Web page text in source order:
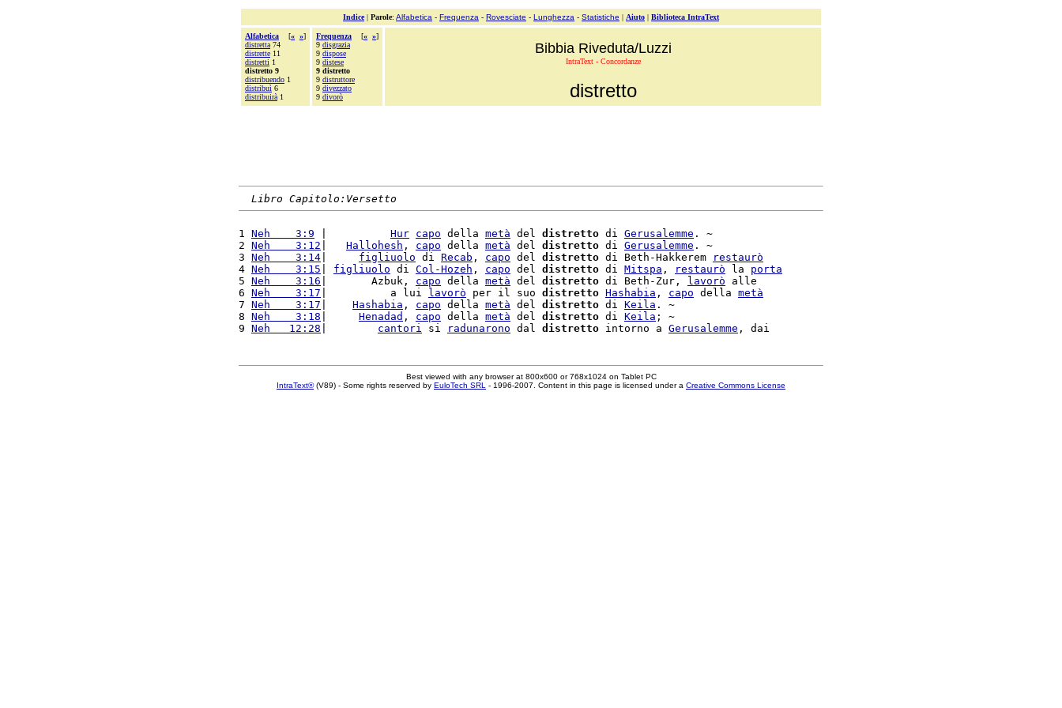
Indice| Parole: Alfabetica - Frequenza - Rovesciate - Lunghezza - Statistiche | Aiuto | Biblioteca IntraText
Alfabetica [« »]
distretta 74
distrette 11
distretti 1
distretto 9
distribuendo 1
distribuì 6
distribuirà 1
Frequenza [« »]
9 disgrazia
9 dispose
9 distese
9 distretto
9 distruttore
9 divezzato
9 divorò
Bibbia Riveduta/Luzzi
IntraText - Concordanze
distretto
Libro Capitolo:Versetto
1 Neh    3:9 Hur capo della metà del distretto di Gerusalemme . ~
2 Neh    3:12 Hallohesh , capo della metà del distretto di Gerusalemme . ~
3 Neh    3:14 figliuolo di Recab , capo del distretto di Beth-Hakkerem
restaurò
4 Neh    3:15 figliuolo di Col-Hozeh , capo del distretto di Mitspa , restaurò la porta
5 Neh    3:16 |       Azbuk, capo della metà del distretto di Beth-Zur, lavorò alle
6 Neh    3:17 |          a lui lavorò per il suo distretto Hashabia , capo della metà
7 Neh    3:17 Hashabia , capo della metà del distretto di Keila . ~
8 Neh    3:18 Henadad , capo della metà del distretto di Keila ; ~
9 Neh   12:28 cantori si radunarono dal distretto intorno a Gerusalemme
Best viewed with any browser at 800x600 or 768x1024 on Tablet PC
IntraText®(V89) - Some rights reserved by EuloTech SRL - 1996-2007. Content in this page is licensed under a Creative Commons License